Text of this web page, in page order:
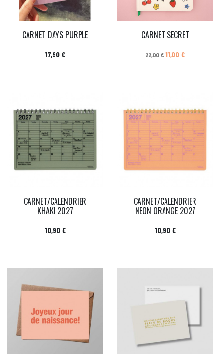
CARNET DAYS PURPLE
Prix
17,90 €
CARNET SECRET
Prix de base
22,00 €Prix
11,00 €
CARNET/CALENDRIER
KHAKI 2027
Prix
10,90 €
CARNET/CALENDRIER
NEON ORANGE 2027
Prix
10,90 €